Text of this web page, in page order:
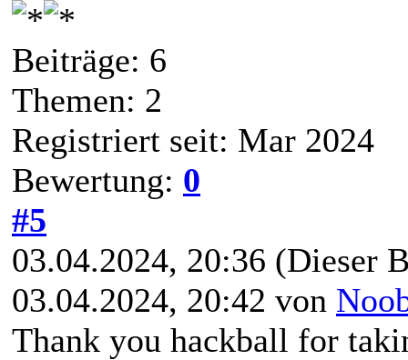
Beiträge: 6
Themen: 2
Registriert seit: Mar 2024
Bewertung: 0
#5
03.04.2024, 20:36 (Dieser
03.04.2024, 20:42 von
Thank you hackball for